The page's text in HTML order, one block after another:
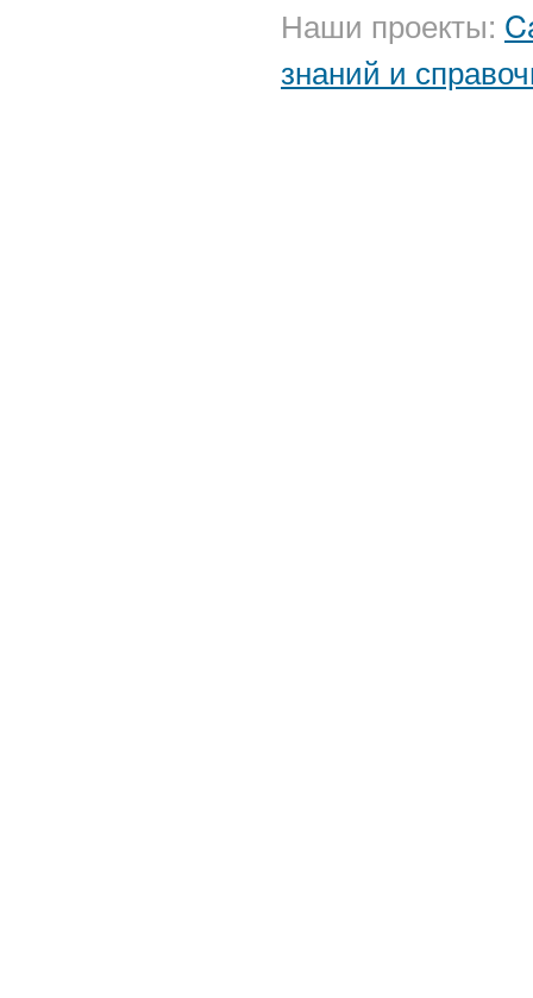
Наши проекты:
знаний и